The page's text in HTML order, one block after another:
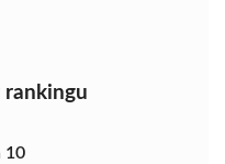
rankingu
10